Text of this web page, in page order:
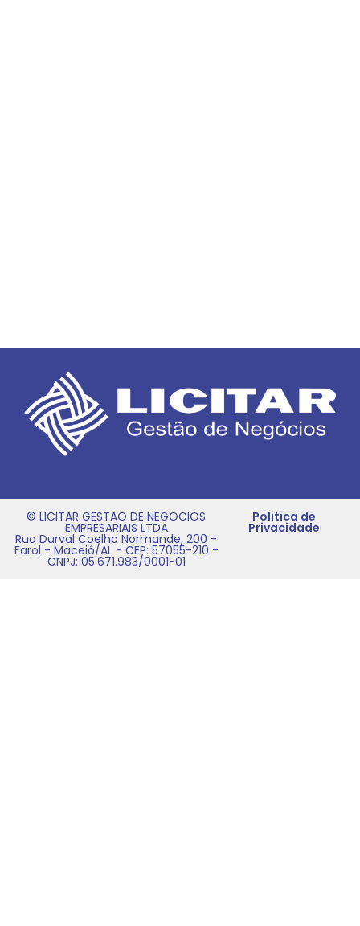
© LICITAR GESTAO DE NEGOCIOS
EMPRESARIAIS LTDA
Rua Durval Coelho Normande, 200 -
Farol - Maceió/AL - CEP: 57055-210 -
CNPJ: 05.671.983/0001-01
Politica de
Privacidade